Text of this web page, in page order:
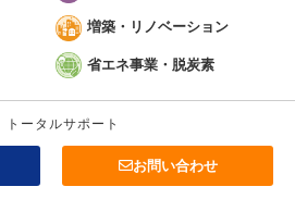
増築・リノベーション
省エネ事業・脱炭素
トータルサポート
お問い合わせ